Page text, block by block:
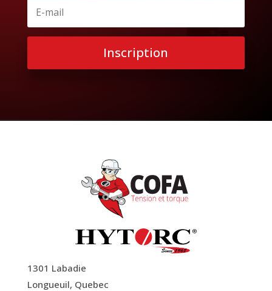
Inscription
1301 Labadie
Longueuil, Quebec